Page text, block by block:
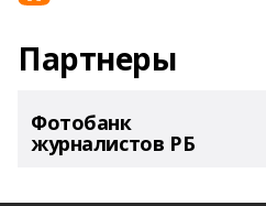
Партнеры
Фотобанк
журналистов РБ